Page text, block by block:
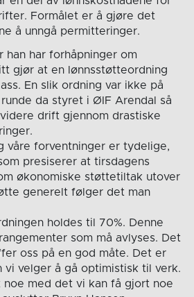
Formålet er å gjøre det
å unngå permitteringer.
han har forhåpninger om
gjør at en lønnsstøtteordning
En slik ordning var ikke på
da styret i ØIF Arendal så
drift gjennom drastiske
våre forventninger er tydelige,
presiserer at tirsdagens
økonomiske støttetiltak utover
generelt følger det man
holdes til 70%. Denne
som må avlyses. Det
oss på en god måte. Det er
vi velger å gå optimistisk til verk.
med det vi kan få gjort noe